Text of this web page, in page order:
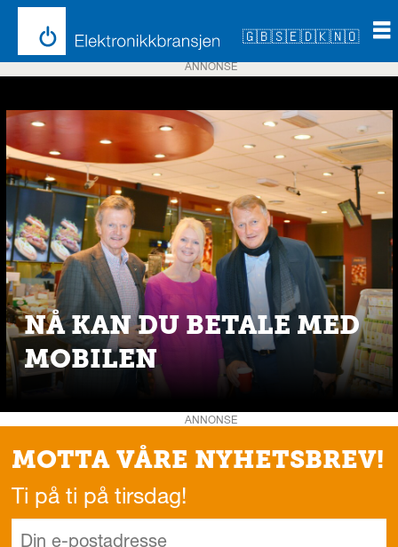
🇬🇧🇸🇪🇩🇰🇳🇴
Emne:
valyou
ANNONSE
NÅ KAN DU BETALE MED
MOBILEN
ANNONSE
MOTTA VÅRE NYHETSBREV!
Ti på ti på tirsdag!